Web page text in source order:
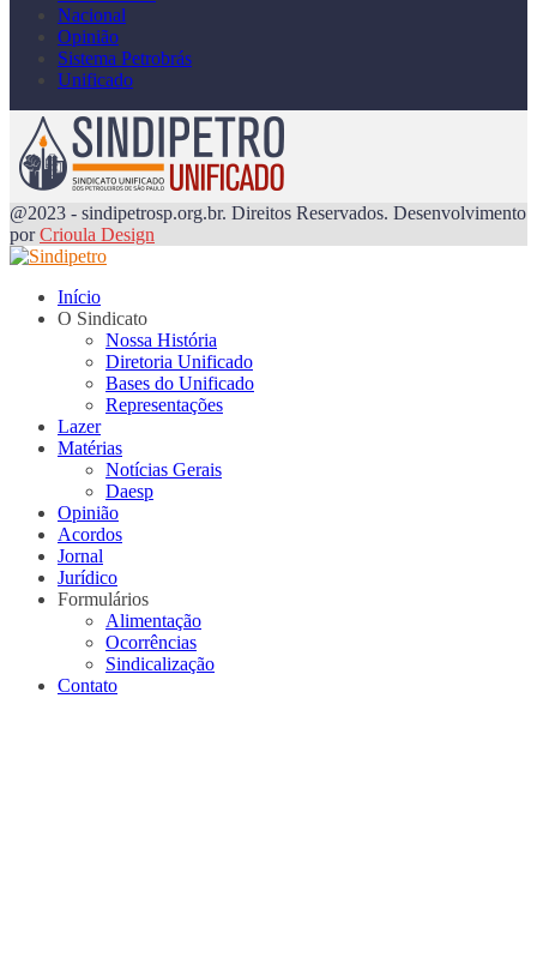
Nacional
Opinião
Sistema Petrobrás
Unificado
@2023 - sindipetrosp.org.br. Direitos Reservados. Desenvolvimento
porCrioula Design
Início
O Sindicato
Nossa História
Diretoria Unificado
Bases do Unificado
Representações
Lazer
Matérias
Notícias Gerais
Daesp
Opinião
Acordos
Jornal
Jurídico
Formulários
Alimentação
Ocorrências
Sindicalização
Contato